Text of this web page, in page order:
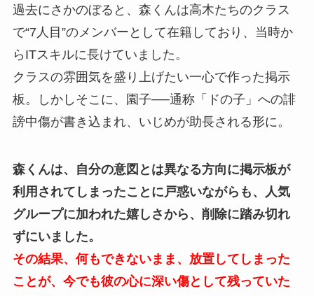
過去にさかのぼると、森くんは高木たちのクラス
で“7人目”のメンバーとして在籍しており、当時か
らITスキルに長けていました。
クラスの雰囲気を盛り上げたい一心で作った掲示
板。しかしそこに、園子──通称「ドの子」への誹
謗中傷が書き込まれ、いじめが助長される形に。
森くんは、自分の意図とは異なる方向に掲示板が
利用されてしまったことに戸惑いながらも、人気
グループに加われた嬉しさから、削除に踏み切れ
ずにいました。
その結果、何もできないまま、放置してしまった
ことが、今でも彼の心に深い傷として残っていた